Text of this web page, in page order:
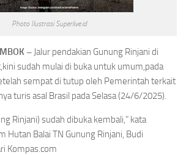
Photo Ilustrasi Superlive.id
– Jalur pendakian Gunung Rinjani di
sudah mulai di buka untuk umum,pada
sempat di tutup oleh Pemerintah terkait
turis asal Brasil pada Selasa (24/6/2025).
Rinjani) sudah dibuka kembali,” kata
Hutan Balai TN Gunung Rinjani, Budi
Kompas.com